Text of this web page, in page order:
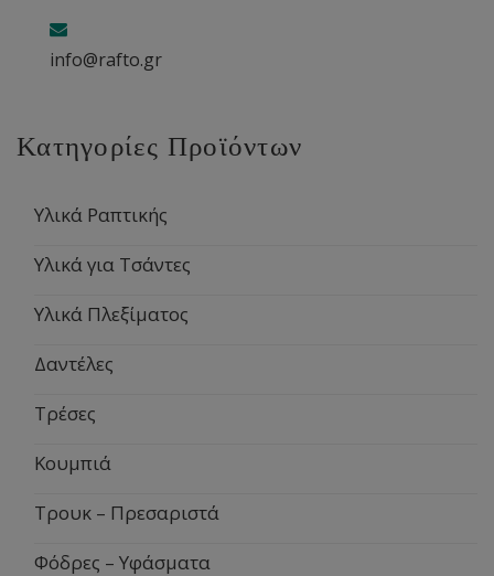
info@rafto.gr
Κατηγορίες Προϊόντων
Υλικά Ραπτικής
Υλικά για Τσάντες
Υλικά Πλεξίματος
Δαντέλες
Τρέσες
Κουμπιά
Τρουκ – Πρεσαριστά
Φόδρες – Υφάσματα